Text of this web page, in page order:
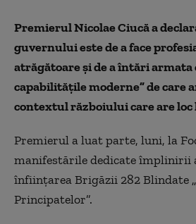
Premierul Nicolae Ciucă a
guvernului este de a face
atrăgătoare și de a întări armata
capabilităţile moderne” de care
contextul războiului care are
Premierul a luat parte, luni, la
manifestările dedicate împlinirii
înfiinţarea Brigăzii 282 Blindate
Principatelor”.